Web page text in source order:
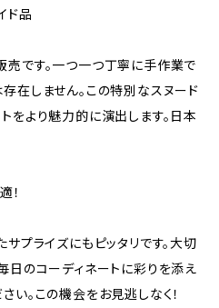
ド品
売です。一つ一つ丁寧に手作業で
在しません。この特別なスヌード
をより魅力的に演出します。日本
！
サプライズにもピッタリです。大切
日のコーディネートに彩りを添え
い。この機会をお見逃しなく！